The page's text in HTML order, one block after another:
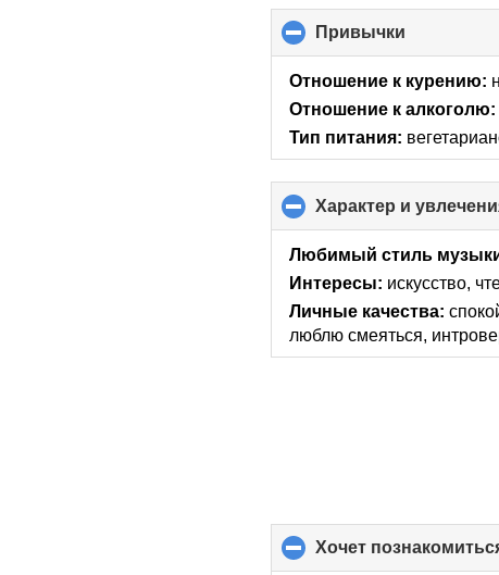
Привычки
to
collapse
Отношение к курению:
Отношение к алкоголю:
Тип питания:
Характер и
Любимый стиль
Интересы: искусcтво,
Личные качества:
люблю смеяться,
хочет